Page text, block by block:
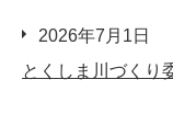
2026年7月1日
とくしま川づくり